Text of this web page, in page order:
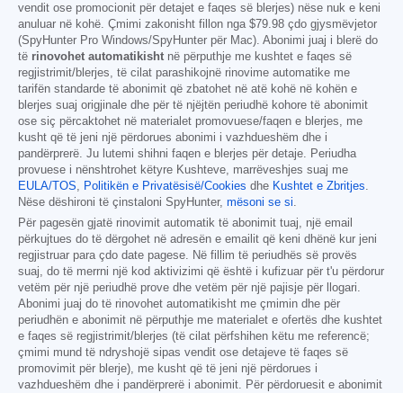
vendit ose promocionit për detajet e faqes së blerjes) nëse nuk e keni
anuluar në kohë. Çmimi zakonisht fillon nga $79.98 çdo gjysmëvjetor
(SpyHunter Pro Windows/SpyHunter për Mac). Abonimi juaj i blerë do
të rinovohet automatikisht në përputhje me kushtet e faqes së
regjistrimit/blerjes, të cilat parashikojnë rinovime automatike me
tarifën standarde të abonimit që zbatohet në atë kohë në kohën e
blerjes suaj origjinale dhe për të njëjtën periudhë kohore të abonimit
ose siç përcaktohet në materialet promovuese/faqen e blerjes, me
kusht që të jeni një përdorues abonimi i vazhdueshëm dhe i
pandërprerë. Ju lutemi shihni faqen e blerjes për detaje. Periudha
provuese i nënshtrohet këtyre Kushteve, marrëveshjes suaj me
EULA/TOS, Politikën e Privatësisë/Cookies dhe Kushtet e Zbritjes.
Nëse dëshironi të çinstaloni SpyHunter, mësoni se si.
Për pagesën gjatë rinovimit automatik të abonimit tuaj, një email
përkujtues do të dërgohet në adresën e emailit që keni dhënë kur jeni
regjistruar para çdo date pagese. Në fillim të periudhës së provës
suaj, do të merrni një kod aktivizimi që është i kufizuar për t'u përdorur
vetëm për një periudhë prove dhe vetëm për një pajisje për llogari.
Abonimi juaj do të rinovohet automatikisht me çmimin dhe për
periudhën e abonimit në përputhje me materialet e ofertës dhe kushtet
e faqes së regjistrimit/blerjes (të cilat përfshihen këtu me referencë;
çmimi mund të ndryshojë sipas vendit ose detajeve të faqes së
promovimit për blerje), me kusht që të jeni një përdorues i
vazhdueshëm dhe i pandërprerë i abonimit. Për përdoruesit e abonimit